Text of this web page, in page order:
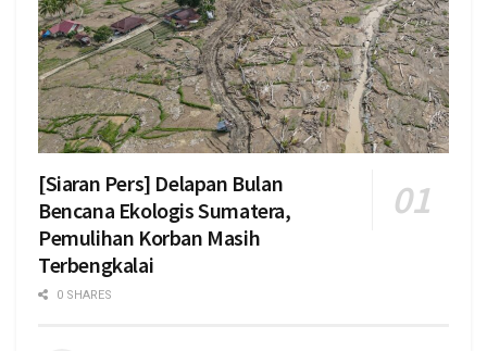
[Siaran Pers] Delapan Bulan
Bencana Ekologis Sumatera,
Pemulihan Korban Masih
Terbengkalai
0 SHARES